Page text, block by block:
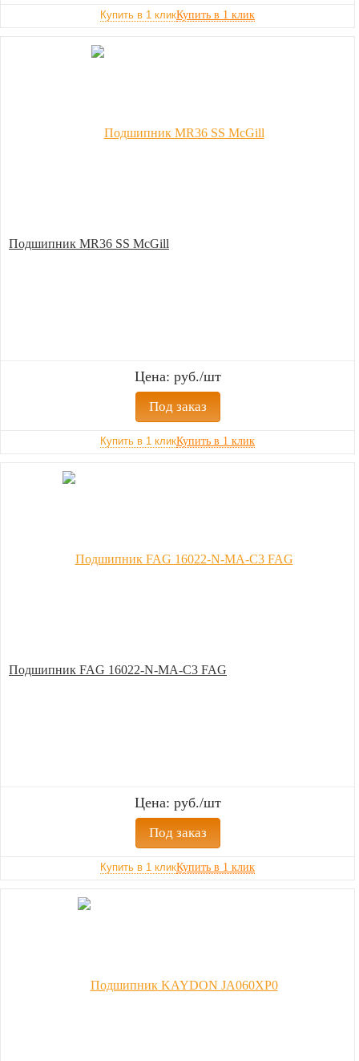
Купить в 1 клик
Подшипник MR36 SS McGill
Цена: руб./шт
Под заказ
Купить в 1 клик
Подшипник FAG 16022-N-MA-C3 FAG
Цена: руб./шт
Под заказ
Купить в 1 клик